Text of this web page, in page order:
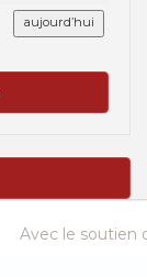
aujourd’hui
Avec le soutien